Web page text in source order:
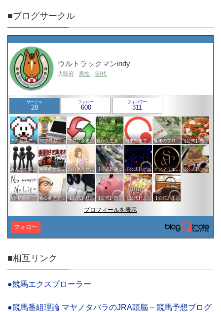
■ブログサークル
ウルトラックマンindy
大阪府 男性 50代
サークル
28
フォロー
600
フォロワー
311
アクセスアップのお手伝い！ブログサークルあんてな ブロガー応援&更新報告♪ ブログを更新したらここで報告 豊かな生き方サークル 相乗効果でWINWIN!「はてブ・ランキング」応援サークル！！！ 趣味のブログを楽しむ会 【公式】料理・グルメサークル
みんなで気軽にアクセスアップ 映画好き集まれ('ω')ノ 自分磨きサークル 【公式】趣味サークル 【公式】ゲームサークル アフィリエイト 【公式】ファッション・美容サークル
No Music No Life 初心者アフィリエイター♪♪ 【公式】社会・経済サークル 【公式】投資・マネーサークル 【公式】エンタメサークル 【公式】生活・文化サークル
プロフィールを表示
フォロー
■相互リンク
●競馬エクスプローラー
●競馬番組理論 マヤノタバラのJRA頭脳 – 競馬予想ブログ